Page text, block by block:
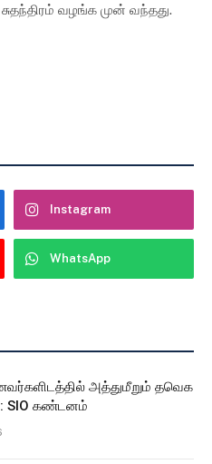
சுதந்திரம் வழங்க முன் வந்தது.
Instagram
WhatsApp
அத்துமீறும் தவெக
SIO கண்டனம்